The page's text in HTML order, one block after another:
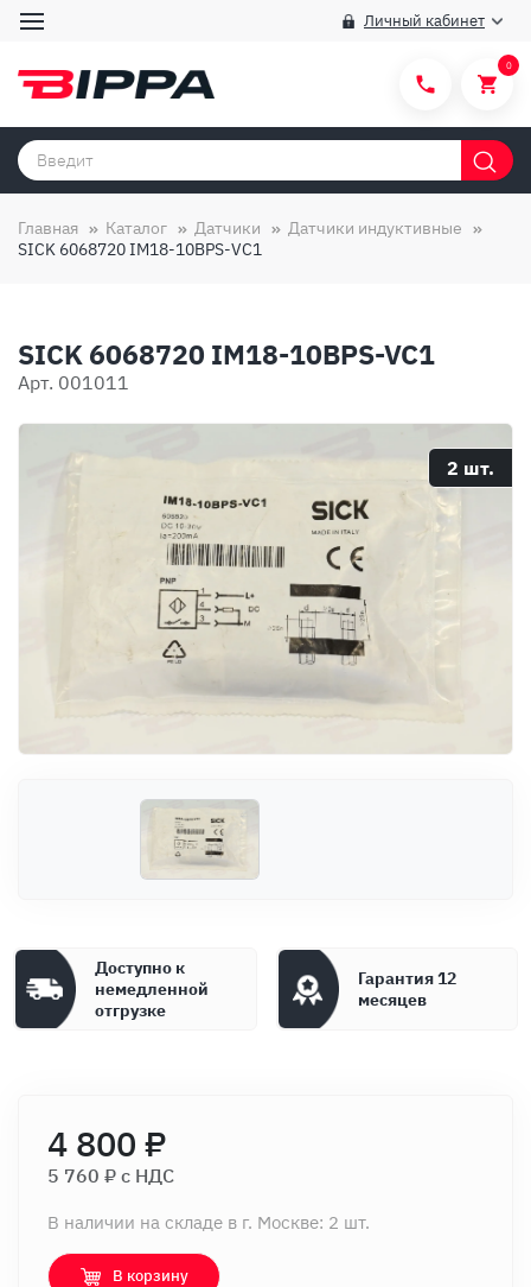
Личный кабинет
Категории товаров
Способы покупки
Вопросы и ответы
О компании
0
Главная Каталог Датчики
Датчики индуктивные
SICK 6068720 IM18-10BPS-VC1
SICK 6068720 IM18-10BPS-VC1
Арт. 001011
2 шт.
Доступно к
немедленной
отгрузке
Гарантия 12
месяцев
4 800 ₽
5 760 ₽ c НДС
В наличии на складе в г. Москве: 2 шт.
В корзину